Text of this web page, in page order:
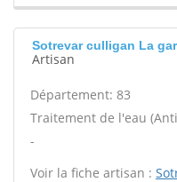
Sotrevar culligan La
Artisan
Département: 83
Traitement de l'eau
-
Voir la fiche artisan :